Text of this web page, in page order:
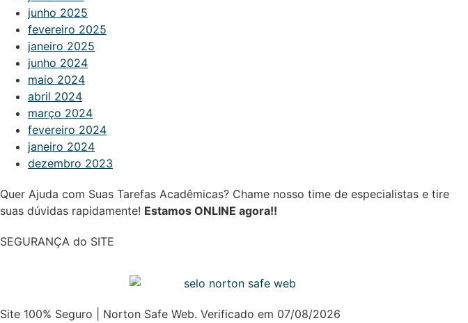
junho 2025
fevereiro 2025
janeiro 2025
junho 2024
maio 2024
abril 2024
março 2024
fevereiro 2024
janeiro 2024
dezembro 2023
Quer Ajuda com Suas Tarefas Acadêmicas? Chame nosso time de especialistas e tire
suas dúvidas rapidamente! Estamos ONLINE agora!!
SEGURANÇA do SITE
Site 100% Seguro | Norton Safe Web. Verificado em 07/08/2026